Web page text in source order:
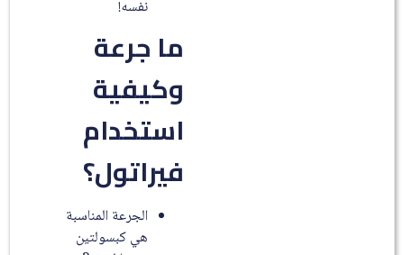
ما جرعة
وكيفية
استخدام
فيراتول؟
الجرعة المناسبة
هي كبسولتين